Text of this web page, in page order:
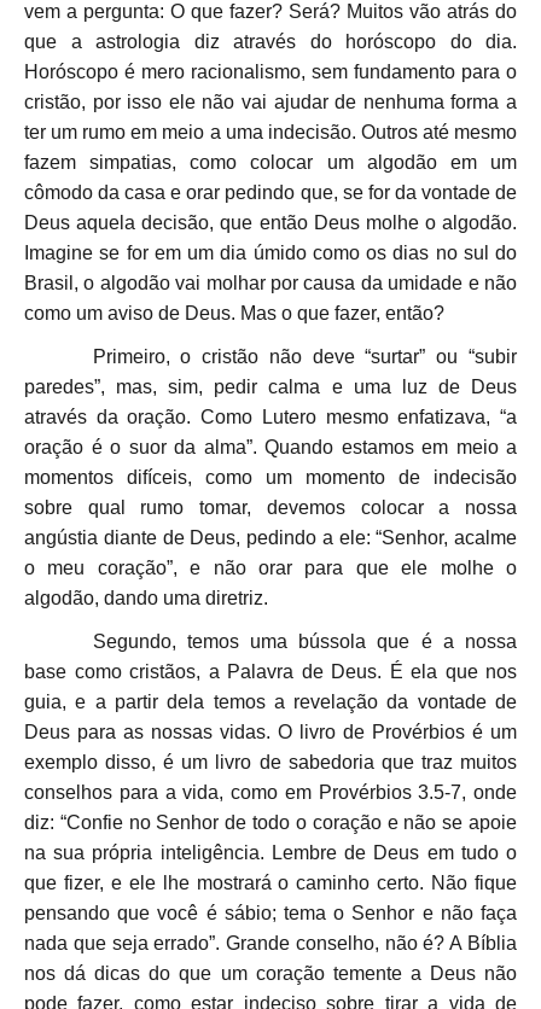
vem a pergunta: O que fazer? Será? Muitos vão atrás do
que a astrologia diz através do horóscopo do dia.
Horóscopo é mero racionalismo, sem fundamento para o
cristão, por isso ele não vai ajudar de nenhuma forma a
ter um rumo em meio a uma indecisão. Outros até mesmo
fazem simpatias, como colocar um algodão em um
cômodo da casa e orar pedindo que, se for da vontade de
Deus aquela decisão, que então Deus molhe o algodão.
Imagine se for em um dia úmido como os dias no sul do
Brasil, o algodão vai molhar por causa da umidade e não
como um aviso de Deus. Mas o que fazer, então?
Primeiro, o cristão não deve “surtar” ou “subir
paredes”, mas, sim, pedir calma e uma luz de Deus
através da oração. Como Lutero mesmo enfatizava, “a
oração é o suor da alma”. Quando estamos em meio a
momentos difíceis, como um momento de indecisão
sobre qual rumo tomar, devemos colocar a nossa
angústia diante de Deus, pedindo a ele: “Senhor, acalme
o meu coração”, e não orar para que ele molhe o
algodão, dando uma diretriz.
Segundo, temos uma bússola que é a nossa
base como cristãos, a Palavra de Deus. É ela que nos
guia, e a partir dela temos a revelação da vontade de
Deus para as nossas vidas. O livro de Provérbios é um
exemplo disso, é um livro de sabedoria que traz muitos
conselhos para a vida, como em Provérbios 3.5-7, onde
diz: “Confie no Senhor de todo o coração e não se apoie
na sua própria inteligência. Lembre de Deus em tudo o
que fizer, e ele lhe mostrará o caminho certo. Não fique
pensando que você é sábio; tema o Senhor e não faça
nada que seja errado”. Grande conselho, não é? A Bíblia
nos dá dicas do que um coração temente a Deus não
pode fazer, como estar indeciso sobre tirar a vida de